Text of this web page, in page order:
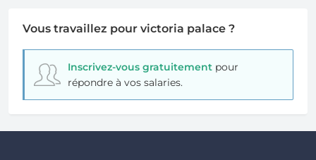
Vous travaillez pour victoria palace ?
Inscrivez-vous gratuitementpour
répondre à vos salaries.